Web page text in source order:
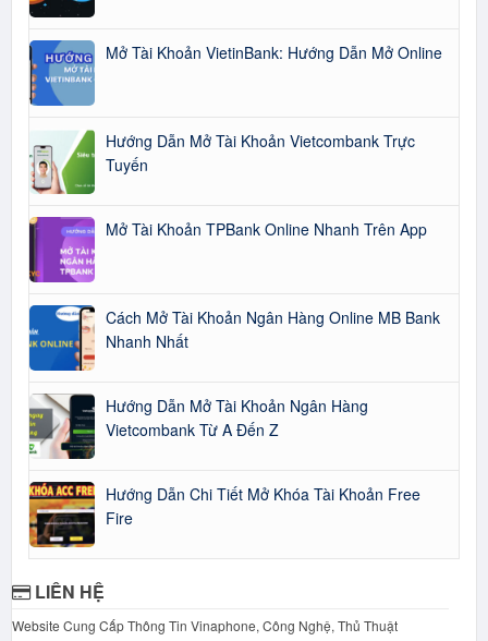
Mở Tài Khoản VietinBank: Hướng Dẫn Mở Online
Hướng Dẫn Mở Tài Khoản Vietcombank Trực
Tuyến
Mở Tài Khoản TPBank Online Nhanh Trên App
Cách Mở Tài Khoản Ngân Hàng Online MB Bank
Nhanh Nhất
Hướng Dẫn Mở Tài Khoản Ngân Hàng
Vietcombank Từ A Đến Z
Hướng Dẫn Chi Tiết Mở Khóa Tài Khoản Free
Fire
LIÊN HỆ
Website Cung Cấp Thông Tin Vinaphone, Công Nghệ, Thủ Thuật